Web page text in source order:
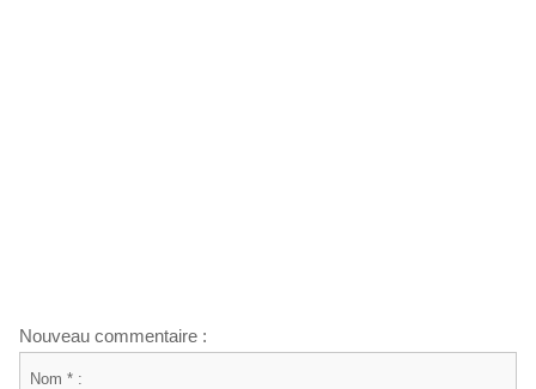
Nouveau commentaire :
Nom * :